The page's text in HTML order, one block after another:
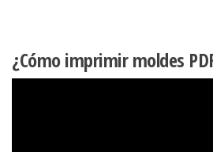
cantidad
¿Cómo imprimir moldes